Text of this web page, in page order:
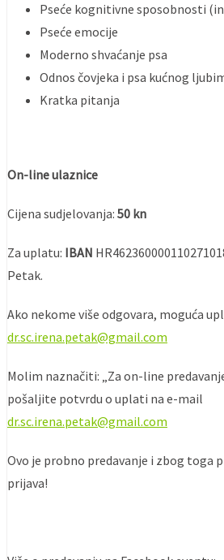
Pseće kognitivne sposobnosti
Pseće emocije
Moderno shvaćanje psa
Odnos čovjeka i psa kućnog
Kratka pitanja
On-line ulaznice
Cijena sudjelovanja: 50 kn
Za uplatu: IBAN
Petak.
Ako nekome više odgovara, moguća
dr.sc.irena.petak@gmail.com
Molim naznačiti: „Za on-line
pošaljite potvrdu o uplati na e-mail
dr.sc.irena.petak@gmail.com
Ovo je probno predavanje i zbog toga
prijava!